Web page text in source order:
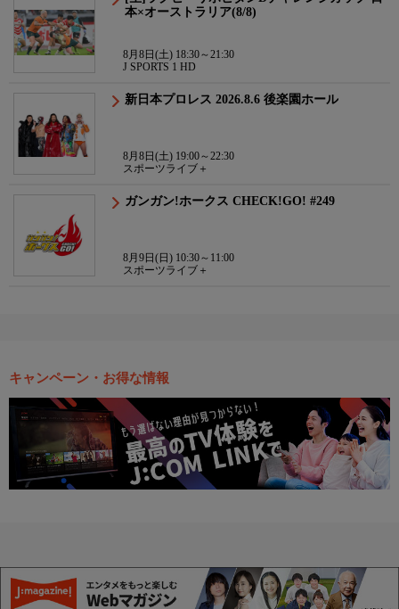
本×オーストラリア(8/8)
8月8日(土) 18:30～21:30
J SPORTS 1 HD
新日本プロレス 2026.8.6 後楽園ホール
8月8日(土) 19:00～22:30
スポーツライブ＋
ガンガン!ホークス CHECK!GO! #249
8月9日(日) 10:30～11:00
スポーツライブ＋
キャンペーン・お得な情報